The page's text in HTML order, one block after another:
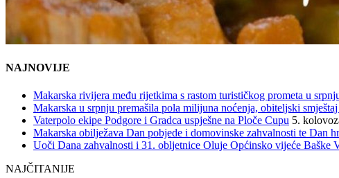
NAJNOVIJE
Makarska rivijera među rijetkima s rastom turističkog prometa u
Makarska u srpnju premašila pola milijuna noćenja, obiteljski
Vaterpolo ekipe Podgore i Gradca uspješne na Ploče Cupu 5.
Makarska obilježava Dan pobjede i domovinske zahvalnosti te Dan
Uoči Dana zahvalnosti i 31. obljetnice Oluje Općinsko vijeće Baške
NAJČITANIJE